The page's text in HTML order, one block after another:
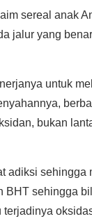
sereal anak
jalur yang
untuk
bukan
adiksi sehingga
BHT sehingga